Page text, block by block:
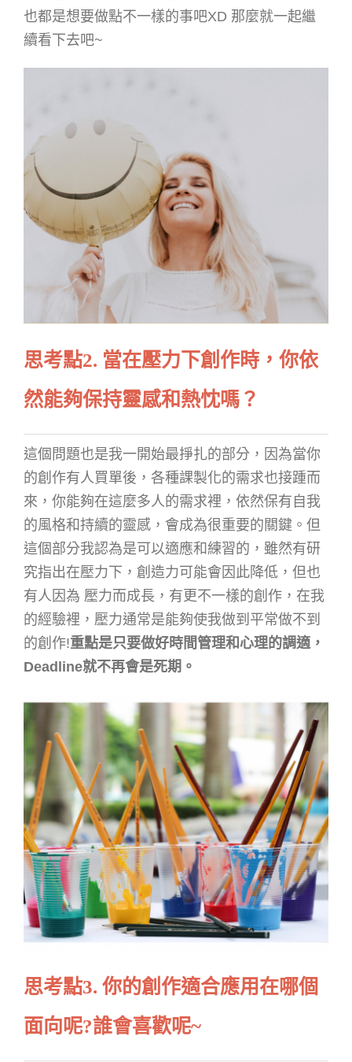
也都是想要做點不一樣的事吧XD 那麼就一起繼
續看下去吧~
思考點2. 當在壓力下創作時，你依
然能夠保持靈感和熱忱嗎？
這個問題也是我一開始最掙扎的部分，因為當你
的創作有人買單後，各種課製化的需求也接踵而
來，你能夠在這麼多人的需求裡，依然保有自我
的風格和持續的靈感，會成為很重要的關鍵。但
這個部分我認為是可以適應和練習的，雖然有研
究指出在壓力下，創造力可能會因此降低，但也
有人因為 壓力而成長，有更不一樣的創作，在我
的經驗裡，壓力通常是能夠使我做到平常做不到
的創作!重點是只要做好時間管理和心理的調適，
Deadline就不再會是死期。
思考點3. 你的創作適合應用在哪個
面向呢?誰會喜歡呢~